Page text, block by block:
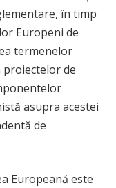
în timp
Europeni de
termenelor
proiectelor de
asupra acestei
de
Europeană este